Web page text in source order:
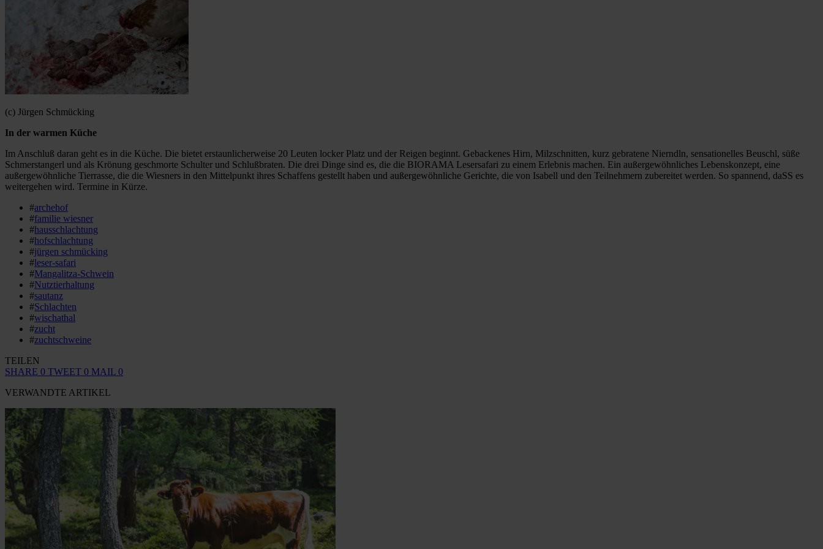
(c) Jürgen Schmücking
In der warmen Küche
Im Anschluß daran geht es in die Küche. Die bietet erstaunlicherweise 20 Leuten locker Platz und der Reigen beginnt. Gebackenes Hirn, Milzschnitten, kurz gebratene Nierndln, sensationelles Beuschl, süße
Schmerstangerl und als Krönung geschmorte Schulter und Schlußbraten. Die drei Dinge sind es, die die BIORAMA Lesersafari zu einem Erlebnis machen. Ein außergewöhnliches Lebenskonzept, eine
außergewöhnliche Tierrasse, die die Wiesners in den Mittelpunkt ihres Schaffens gestellt haben und außergewöhnliche Gerichte, die von Isabell und den Teilnehmern zubereitet werden. So spannend, daSS es
weitergehen wird. Termine in Kürze.
#archehof
#familie wiesner
#hausschlachtung
#hofschlachtung
#jürgen schmücking
#leser-safari
#Mangalitza-Schwein
#Nutztierhaltung
#sautanz
#Schlachten
#wischathal
#zucht
#zuchtschweine
TEILEN
SHARE 0 TWEET 0 MAIL 0
VERWANDTE ARTIKEL